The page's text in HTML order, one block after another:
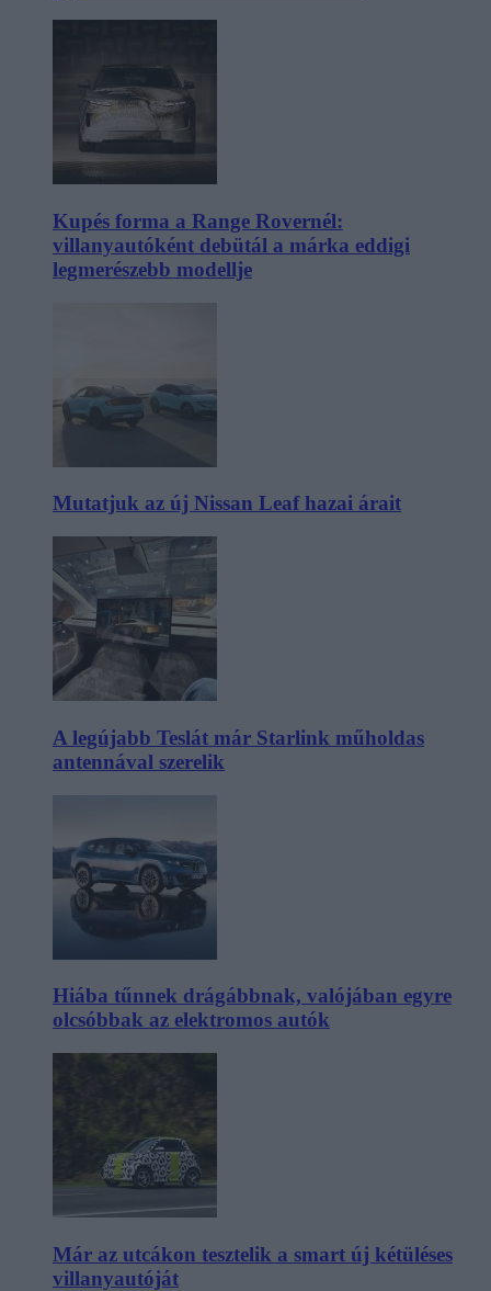
Kupés forma a Range Rovernél:
villanyautóként debütál a márka eddigi
legmerészebb modellje
Mutatjuk az új Nissan Leaf hazai árait
A legújabb Teslát már Starlink műholdas
antennával szerelik
Hiába tűnnek drágábbnak, valójában egyre
olcsóbbak az elektromos autók
Már az utcákon tesztelik a smart új kétüléses
villanyautóját